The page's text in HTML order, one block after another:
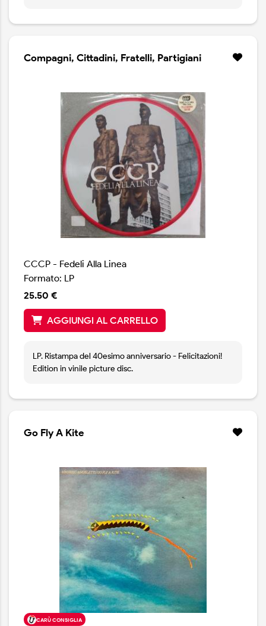
Compagni, Cittadini, Fratelli, Partigiani
CCCP - Fedeli Alla Linea
Formato: LP
25.50 €
AGGIUNGI AL CARRELLO
LP. Ristampa del 40esimo anniversario - Felicitazioni!
Edition in vinile picture disc.
Go Fly A Kite
CARÙ CONSIGLIA